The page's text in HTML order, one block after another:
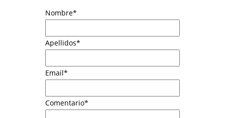
Nombre*
Apellidos*
Email*
Comentario*